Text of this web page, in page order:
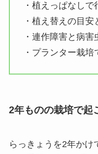
・植えっぱなし
・植え替えの目
・連作障害と病
・プランター栽
2年ものの栽培で起
らっきょうを2年かけ